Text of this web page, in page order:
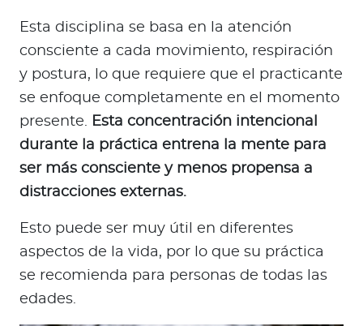
Esta disciplina se basa en la atención
consciente a cada movimiento, respiración
y postura, lo que requiere que el practicante
se enfoque completamente en el momento
presente. Esta concentración intencional
durante la práctica entrena la mente para
ser más consciente y menos propensa a
distracciones externas.
Esto puede ser muy útil en diferentes
aspectos de la vida, por lo que su práctica
se recomienda para personas de todas las
edades.